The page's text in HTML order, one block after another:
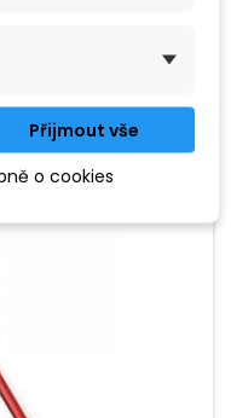
Přijmout vše
o cookies